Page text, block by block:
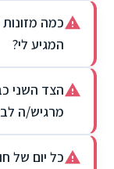
כמה
המגיע לי?
הצד השני
מרגיש/ה
כל יום של